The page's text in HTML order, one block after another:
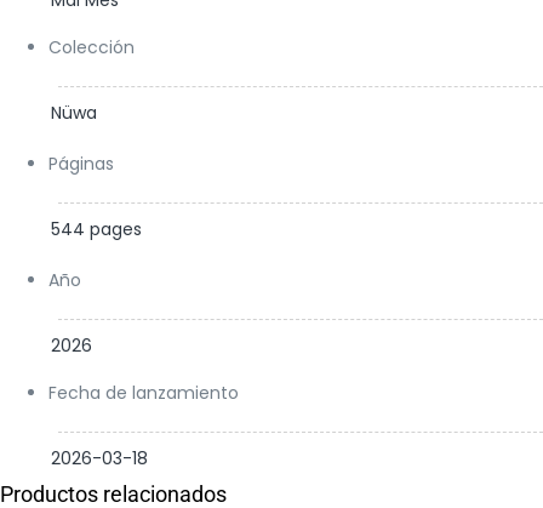
Colección
Nüwa
Páginas
544 pages
Año
2026
Fecha de lanzamiento
2026-03-18
Productos relacionados